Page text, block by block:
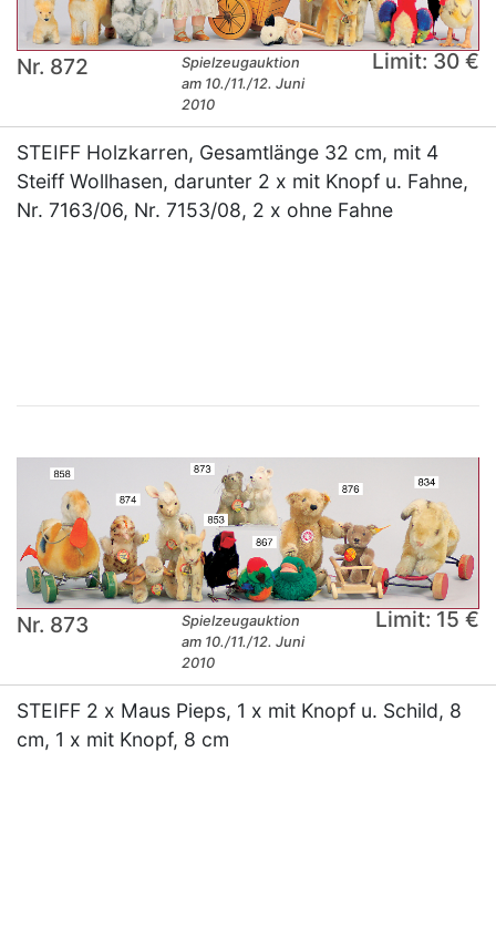
Nr. 872
Spielzeugauktion
am 10./11./12. Juni
2010
Limit: 30 €
STEIFF Holzkarren, Gesamtlänge 32 cm, mit 4
Steiff Wollhasen, darunter 2 x mit Knopf u. Fahne,
Nr. 7163/06, Nr. 7153/08, 2 x ohne Fahne
Nr. 873
Spielzeugauktion
am 10./11./12. Juni
2010
Limit: 15 €
STEIFF 2 x Maus Pieps, 1 x mit Knopf u. Schild, 8
cm, 1 x mit Knopf, 8 cm